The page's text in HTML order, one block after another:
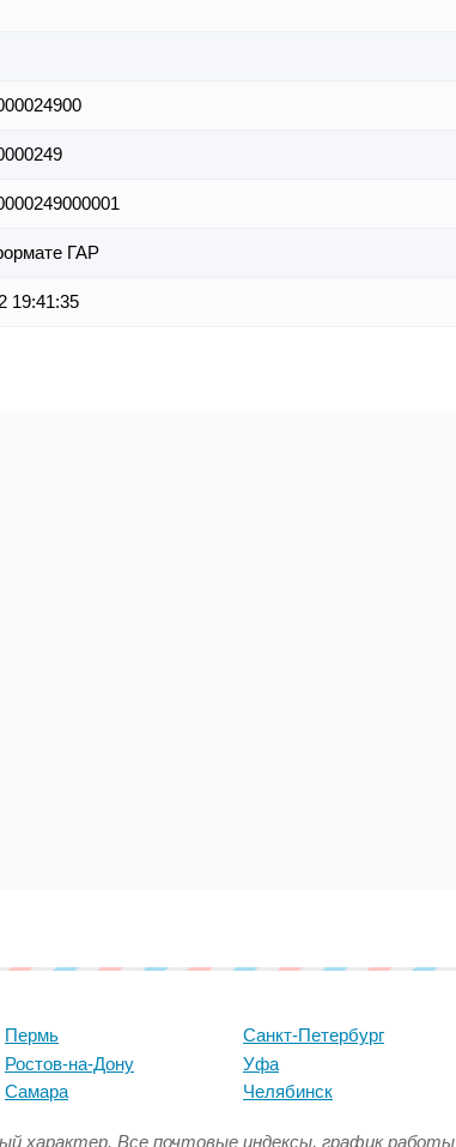
ГАР
19:41:35
Пермь
Ростов-на-Дону
Самара
Санкт-Петербург
Уфа
Челябинск
характер. Все почтовые индексы, график работы